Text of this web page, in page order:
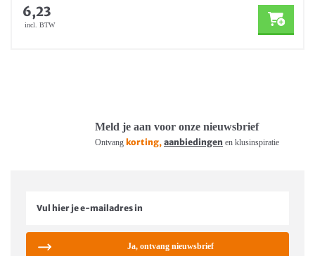
6,23
incl. BTW
Meld je aan voor onze nieuwsbrief
Ontvang korting, aanbiedingen en klusinspiratie
Ja, ontvang nieuwsbrief